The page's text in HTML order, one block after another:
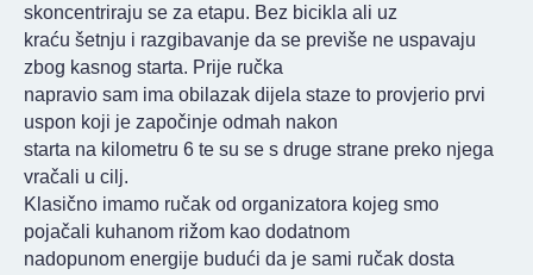
skoncentriraju se za etapu. Bez bicikla ali uz
kraću šetnju i razgibavanje da se previše ne uspavaju
zbog kasnog starta. Prije ručka
napravio sam ima obilazak dijela staze to provjerio prvi
uspon koji je započinje odmah nakon
starta na kilometru 6 te su se s druge strane preko njega
vračali u cilj.
Klasično imamo ručak od organizatora kojeg smo
pojačali kuhanom rižom kao dodatnom
nadopunom energije budući da je sami ručak dosta